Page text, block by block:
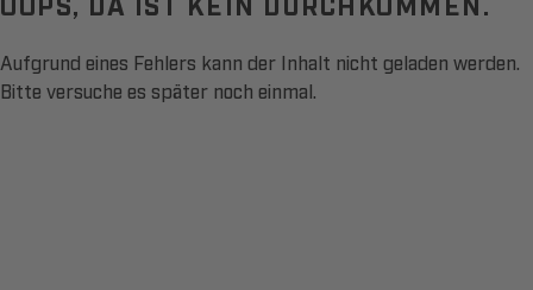
Aufgrund eines Fehlers kann der Inhalt nicht geladen werden.
Bitte versuche es später noch einmal.